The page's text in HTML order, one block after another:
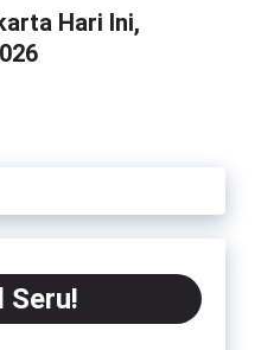
Hari Ini,
Seru!